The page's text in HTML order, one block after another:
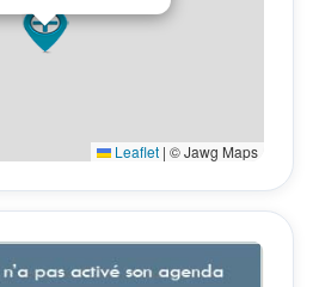
Leaflet | © Jawg Maps